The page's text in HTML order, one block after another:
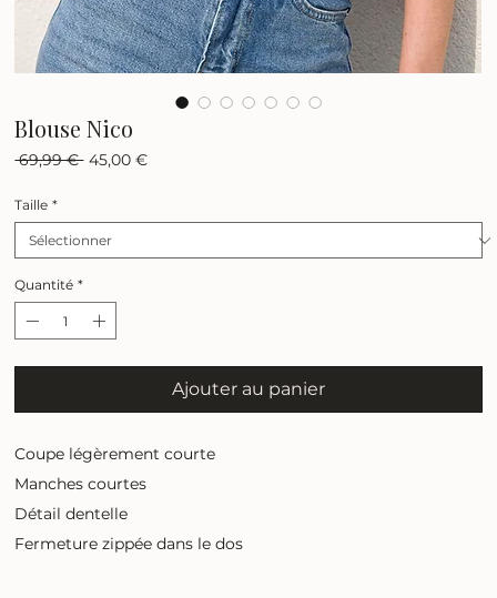
Blouse Nico
69,99 € Prix
45,00 €Prix
Taille *
Quantité *
Ajouter au panier
Coupe légèrement courte
Manches courtes
Détail dentelle
Fermeture zippée dans le dos